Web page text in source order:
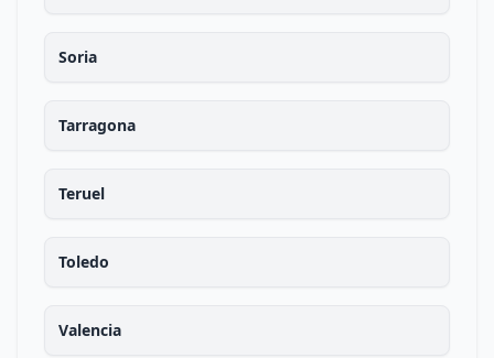
Soria
Tarragona
Teruel
Toledo
Valencia